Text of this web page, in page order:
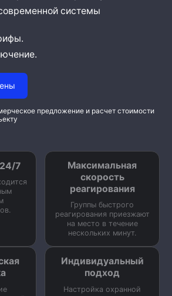
системы
предложение и расчет стоимости
7
Максимальная
скорость
реагирования
Группы быстрого
реагирования приезжают
на место в течение
нескольких минут.
Индивидуальный
подход
Настройка охранной